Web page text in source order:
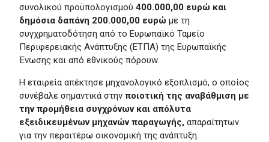
συνολικού προϋπολογισμού400.000,00 ευρώ και
δημόσια δαπάνη 200.000,00 ευρώ με τη
συγχρηματοδότηση από το Ευρωπαϊκό Ταμείο
Περιφερειακής Ανάπτυξης (ΕΤΠΑ) της Ευρωπαϊκής
Ένωσης και από εθνικούς πόρουw
H εταιρεία απέκτησε μηχανολογικό εξοπλισμό, ο οποίος
συνέβαλε σημαντικά στηνποιοτική της αναβάθμιση με
την προμήθεια συγχρόνων και απόλυτα
εξειδικευμένων μηχανών παραγωγής, απαραίτητων
για την περαιτέρω οικονομική της ανάπτυξη.